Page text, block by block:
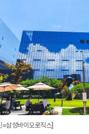
=삼성바이오로직스]